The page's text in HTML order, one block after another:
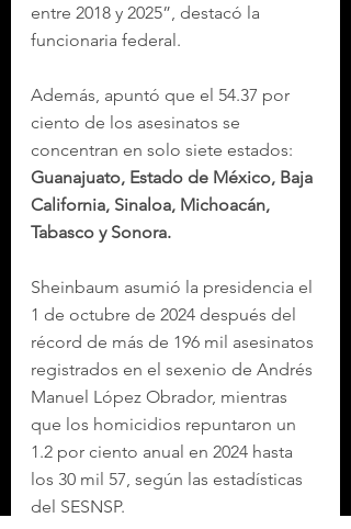
entre 2018 y 2025”, destacó la
funcionaria federal.
Además, apuntó que el 54.37 por
ciento de los asesinatos se
concentran en solo siete estados:
Guanajuato, Estado de México, Baja
California, Sinaloa, Michoacán,
Tabasco y Sonora.
Sheinbaum asumió la presidencia el
1 de octubre de 2024 después del
récord de más de 196 mil asesinatos
registrados en el sexenio de Andrés
Manuel López Obrador, mientras
que los homicidios repuntaron un
1.2 por ciento anual en 2024 hasta
los 30 mil 57, según las estadísticas
del SESNSP.